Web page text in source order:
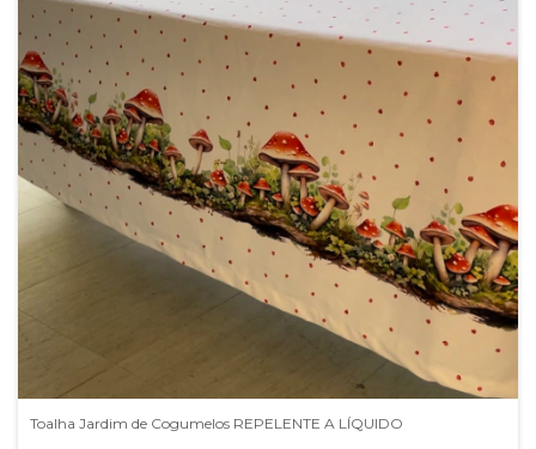
Toalha Jardim de Cogumelos REPELENTE A LÍQUIDO